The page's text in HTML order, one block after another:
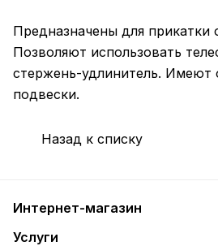
Предназначены для прикатки
Позволяют использовать
стержень-удлинитель. Имеют
подвески.
Назад к списку
Интернет-магазин
Услуги